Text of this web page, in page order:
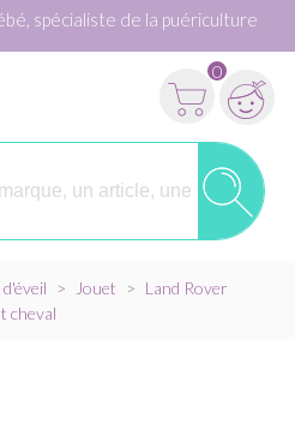
spécialiste de la puériculture
0
d'éveil > Jouet > Land Rover
cheval